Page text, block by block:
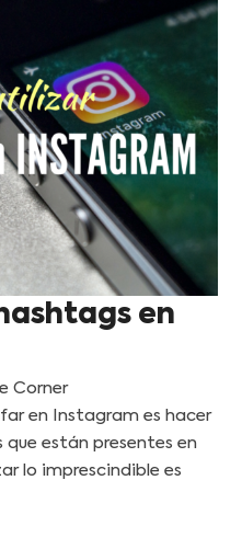
en
Corner
en Instagram es hacer
que están presentes en
lo imprescindible es